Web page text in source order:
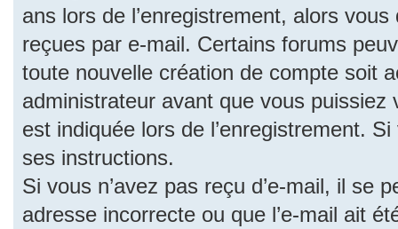
ans lors de l’enregistrement, alors
reçues par e-mail. Certains forums
toute nouvelle création de compte soit
administrateur avant que vous
est indiquée lors de l’enregistrement.
ses instructions.
Si vous n’avez pas reçu d’e-mail, il se
adresse incorrecte ou que l’e-mail ait